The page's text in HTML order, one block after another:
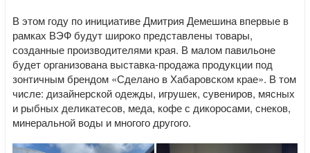
В этом году по инициативе Дмитрия Демешина впервые в
рамках ВЭФ будут широко представлены товары,
созданные производителями края. В малом павильоне
будет организована выставка-продажа продукции под
зонтичным брендом «Сделано в Хабаровском крае». В том
числе: дизайнерской одежды, игрушек, сувениров, мясных
и рыбных деликатесов, меда, кофе с дикоросами, снеков,
минеральной воды и многого другого.